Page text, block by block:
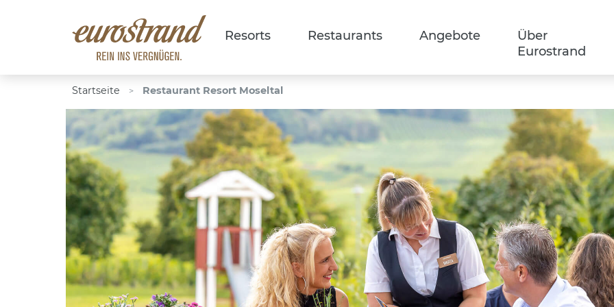
Resorts Restaurants Angebote
Über
Eurostrand
Startseite > Restaurant Resort Moseltal